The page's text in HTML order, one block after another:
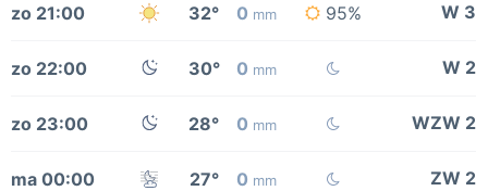
zo 21:00 32° 0 mm 95% W 3
zo 22:00 30° 0 mm W 2
zo 23:00 28° 0 mm WZW 2
ma 00:00 27° 0 mm ZW 2